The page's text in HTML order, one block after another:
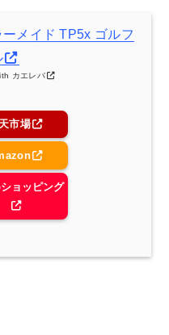
ーメイド TP5x ゴルフ
カエレバ
市場
ョッピング